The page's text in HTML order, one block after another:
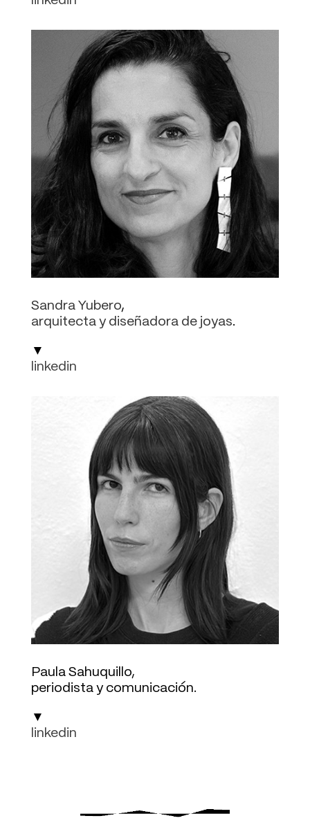
Sandra Yubero,
arquitecta y diseñadora de joyas.
▼
linkedin
Paula Sahuquillo,
periodista y comunicación.
▼
linkedin